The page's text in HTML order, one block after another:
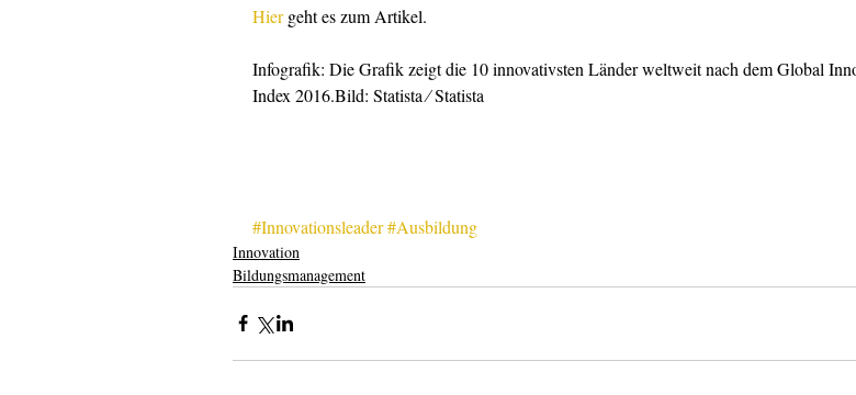
Hier geht es zum Artikel.
Infografik: Die Grafik zeigt die 10 innovativsten Länder weltweit nach dem Global
Index 2016.Bild: Statista ⁄ Statista
#Innovationsleader#Ausbildung
Innovation
Bildungsmanagement